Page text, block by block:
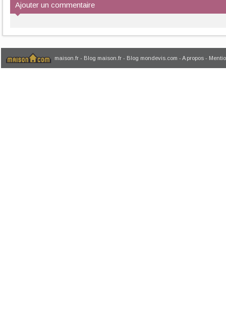
Ajouter un commentaire
maison.fr - Blog maison.fr - Blog mondevis.com - A propos -